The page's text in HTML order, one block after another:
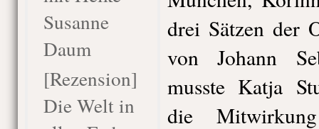
Susanne
Daum
[Rezension]
Die Welt in
drei Sätzen der
von Johann
musste Katja
die